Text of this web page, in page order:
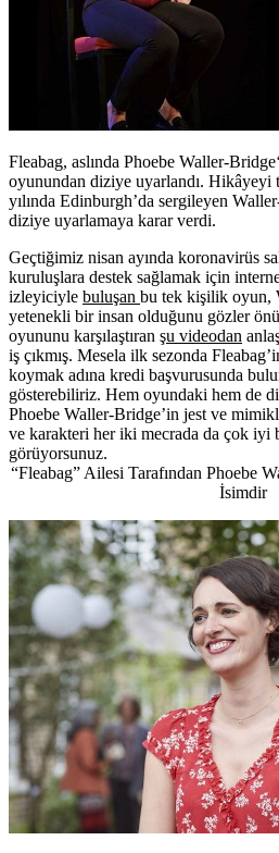
Fleabag, aslında Phoebe Waller-
oyunundan diziye uyarlandı.
yılında Edinburgh’da sergileyen
diziye uyarlamaya karar verdi.
Geçtiğimiz nisan ayında koronavirüs
kuruluşlara destek sağlamak için
izleyiciyle buluşan bu tek kişilik oyun,
yetenekli bir insan olduğunu gözler
oyununu karşılaştıran şu videodan
iş çıkmış. Mesela ilk sezonda
koymak adına kredi başvurusunda
gösterebiliriz. Hem oyundaki hem de
Phoebe Waller-Bridge’in jest ve
ve karakteri her iki mecrada da çok iyi
görüyorsunuz.
“Fleabag” Ailesi Tarafından Phoebe
İsimdir